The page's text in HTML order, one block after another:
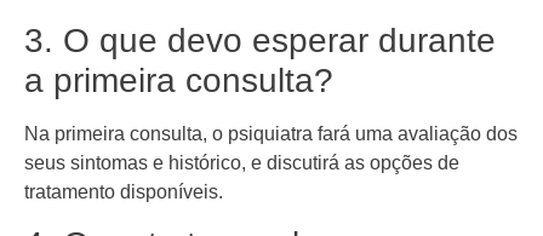
3. O que devo esperar durante
a primeira consulta?
Na primeira consulta, o psiquiatra fará uma avaliação dos
seus sintomas e histórico, e discutirá as opções de
tratamento disponíveis.